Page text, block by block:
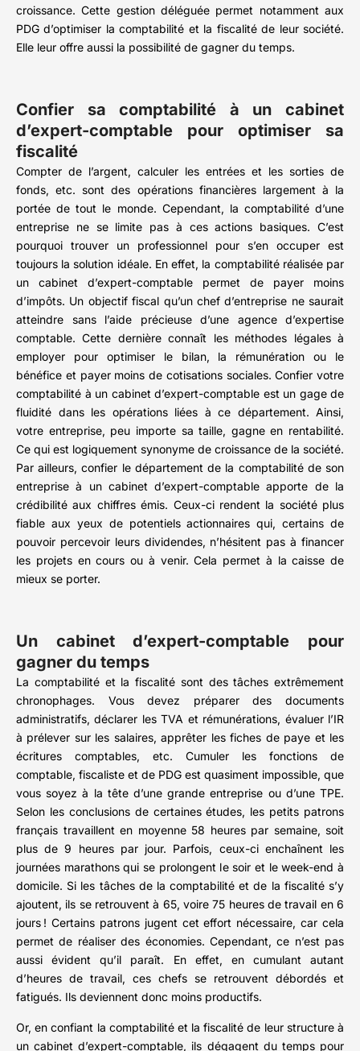
croissance. Cette gestion déléguée permet notamment aux
PDG d’optimiser la comptabilité et la fiscalité de leur société.
Elle leur offre aussi la possibilité de gagner du temps.
Confier sa comptabilité à un cabinet
d’expert-comptable pour optimiser sa
fiscalité
Compter de l’argent, calculer les entrées et les sorties de
fonds, etc. sont des opérations financières largement à la
portée de tout le monde. Cependant, la comptabilité d’une
entreprise ne se limite pas à ces actions basiques. C’est
pourquoi trouver un professionnel pour s’en occuper est
toujours la solution idéale. En effet, la comptabilité réalisée par
un cabinet d’expert-comptable permet de payer moins
d’impôts. Un objectif fiscal qu’un chef d’entreprise ne saurait
atteindre sans l’aide précieuse d’une agence d’expertise
comptable. Cette dernière connaît les méthodes légales à
employer pour optimiser le bilan, la rémunération ou le
bénéfice et payer moins de cotisations sociales. Confier votre
comptabilité à un cabinet d’expert-comptable est un gage de
fluidité dans les opérations liées à ce département. Ainsi,
votre entreprise, peu importe sa taille, gagne en rentabilité.
Ce qui est logiquement synonyme de croissance de la société.
Par ailleurs, confier le département de la comptabilité de son
entreprise à un cabinet d’expert-comptable apporte de la
crédibilité aux chiffres émis. Ceux-ci rendent la société plus
fiable aux yeux de potentiels actionnaires qui, certains de
pouvoir percevoir leurs dividendes, n’hésitent pas à financer
les projets en cours ou à venir. Cela permet à la caisse de
mieux se porter.
Un cabinet d’expert-comptable pour
gagner du temps
La comptabilité et la fiscalité sont des tâches extrêmement
chronophages. Vous devez préparer des documents
administratifs, déclarer les TVA et rémunérations, évaluer l’IR
à prélever sur les salaires, apprêter les fiches de paye et les
écritures comptables, etc. Cumuler les fonctions de
comptable, fiscaliste et de PDG est quasiment impossible, que
vous soyez à la tête d’une grande entreprise ou d’une TPE.
Selon les conclusions de certaines études, les petits patrons
français travaillent en moyenne 58 heures par semaine, soit
plus de 9 heures par jour. Parfois, ceux-ci enchaînent les
journées marathons qui se prolongent le soir et le week-end à
domicile. Si les tâches de la comptabilité et de la fiscalité s’y
ajoutent, ils se retrouvent à 65, voire 75 heures de travail en 6
jours ! Certains patrons jugent cet effort nécessaire, car cela
permet de réaliser des économies. Cependant, ce n’est pas
aussi évident qu’il paraît. En effet, en cumulant autant
d’heures de travail, ces chefs se retrouvent débordés et
fatigués. Ils deviennent donc moins productifs.
Or, en confiant la comptabilité et la fiscalité de leur structure à
un cabinet d’expert-comptable, ils dégagent du temps pour